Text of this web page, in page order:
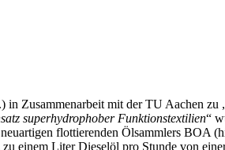
Zusammenarbeit mit der TU Aachen zu
superhydrophober Funktionstextilien“
flottierenden Ölsammlers BOA
einem Liter Dieselöl pro Stunde von